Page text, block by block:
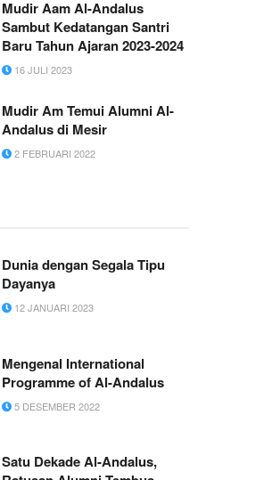
Mudir Aam Al-Andalus
Sambut Kedatangan Santri
Baru Tahun Ajaran 2023-2024
16 JULI 2023
Mudir Am Temui Alumni Al-
Andalus di Mesir
2 FEBRUARI 2022
Dunia dengan Segala Tipu
Dayanya
12 JANUARI 2023
Mengenal International
Programme of Al-Andalus
5 DESEMBER 2022
Satu Dekade Al-Andalus,